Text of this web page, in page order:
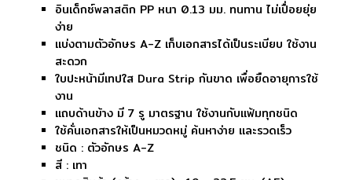
อินเด็กซ์พลาสติก PP หนา 0.13 มม. ทนทาน ไม่เปื่อยยุ่ย
ง่าย
แบ่งตามตัวอักษร A-Z เก็บเอกสารได้เป็นระเบียบ ใช้งาน
สะดวก
ใบปะหน้ามีเทปใส Dura Strip กันขาด เพื่อยืดอายุการใช้
งาน
แถบด้านข้าง มี 7 รู มาตรฐาน ใช้งานกับแฟ้มทุกชนิด
ใช้คั่นเอกสารให้เป็นหมวดหมู่ ค้นหาง่าย และรวดเร็ว
ชนิด : ตัวอักษร A-Z
สี : เทา